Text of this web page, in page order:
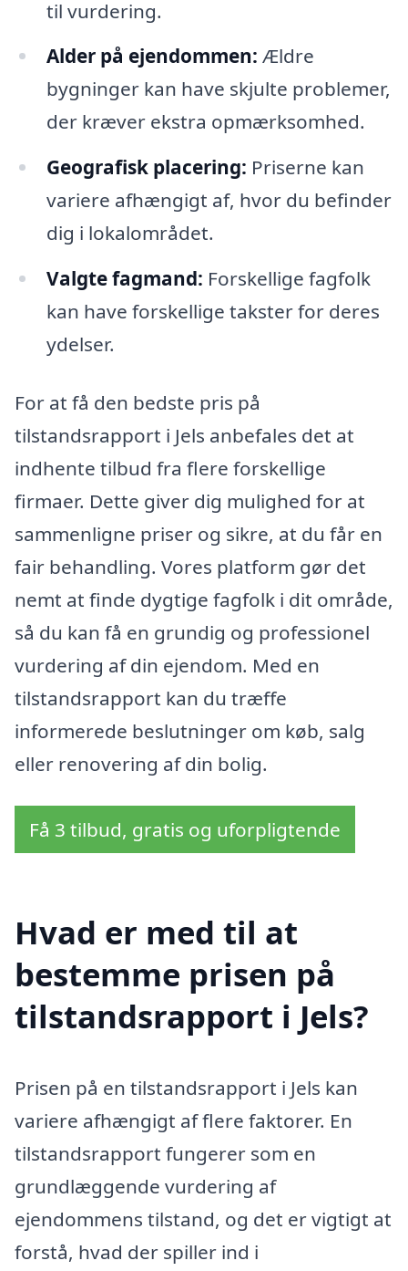
til vurdering.
Alder på ejendommen: Ældre
bygninger kan have skjulte problemer,
der kræver ekstra opmærksomhed.
Geografisk placering: Priserne kan
variere afhængigt af, hvor du befinder
dig i lokalområdet.
Valgte fagmand: Forskellige fagfolk
kan have forskellige takster for deres
ydelser.
For at få den bedste pris på
tilstandsrapport i Jels anbefales det at
indhente tilbud fra flere forskellige
firmaer. Dette giver dig mulighed for at
sammenligne priser og sikre, at du får en
fair behandling. Vores platform gør det
nemt at finde dygtige fagfolk i dit område,
så du kan få en grundig og professionel
vurdering af din ejendom. Med en
tilstandsrapport kan du træffe
informerede beslutninger om køb, salg
eller renovering af din bolig.
Få 3 tilbud, gratis og uforpligtende
Hvad er med til at
bestemme prisen på
tilstandsrapport i Jels?
Prisen på en tilstandsrapport i Jels kan
variere afhængigt af flere faktorer. En
tilstandsrapport fungerer som en
grundlæggende vurdering af
ejendommens tilstand, og det er vigtigt at
forstå, hvad der spiller ind i